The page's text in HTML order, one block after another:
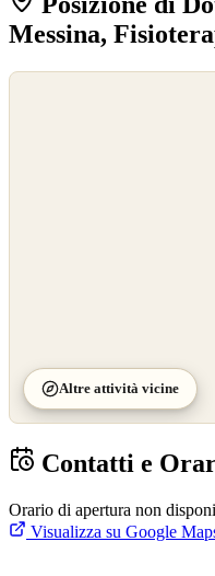
Messina,
Altre attività vicine
Contatti e
Orario di apertura non
Visualizza su Google